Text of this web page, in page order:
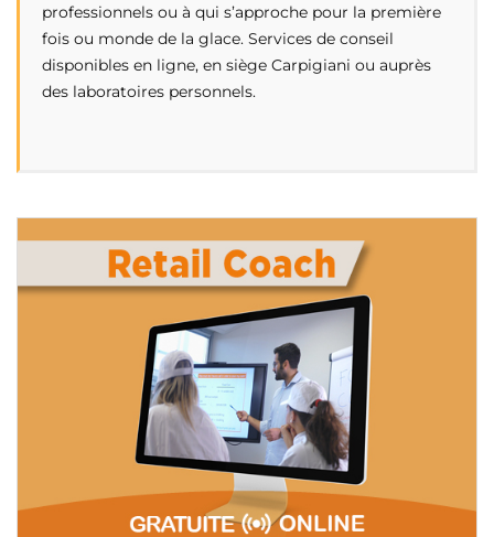
professionnels ou à qui s’approche pour la première
fois ou monde de la glace. Services de conseil
disponibles en ligne, en siège Carpigiani ou auprès
des laboratoires personnels.